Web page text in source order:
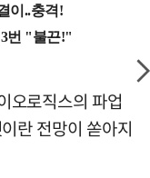
오로직스의 파업
란 전망이 쏟아지